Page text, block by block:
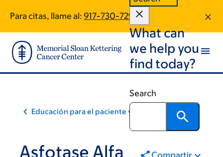
main
content
footer
Para citas, llame al: 917-730-7294
What can
we help you
find today?
Search
Educación para el paciente y la comunidad
Asfotase Alfa Compartir